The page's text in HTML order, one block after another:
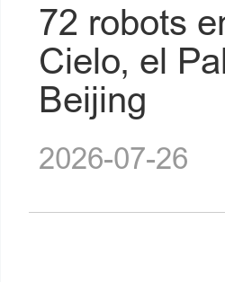
72 robots
Cielo, el
Beijing
2026-07-26